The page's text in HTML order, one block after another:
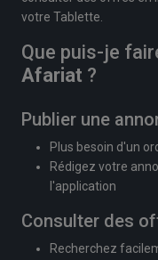
votre Tablette.
Que puis-je
Afariat ?
Publier une
Plus besoin d'un
Rédigez votre
l'application
Consulter des
Recherchez